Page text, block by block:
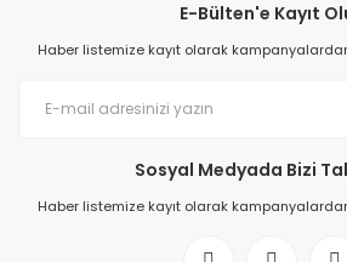
E-Bülten'e Kayıt
Haber listemize kayıt olarak
Sosyal Medyada Bizi
Haber listemize kayıt olarak